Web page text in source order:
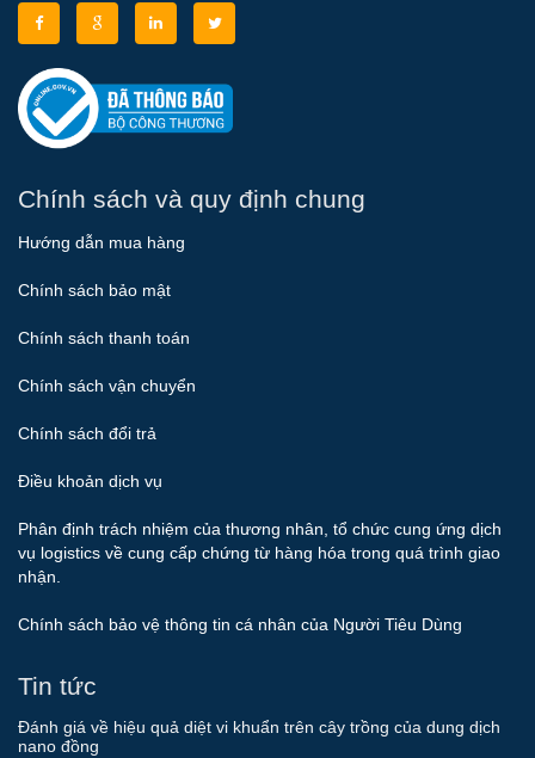
Chính sách và quy định chung
Hướng dẫn mua hàng
Chính sách bảo mật
Chính sách thanh toán
Chính sách vận chuyển
Chính sách đổi trả
Điều khoản dịch vụ
Phân định trách nhiệm của thương nhân, tổ chức cung ứng dịch
vụ logistics về cung cấp chứng từ hàng hóa trong quá trình giao
nhận.
Chính sách bảo vệ thông tin cá nhân của Người Tiêu Dùng
Tin tức
Đánh giá về hiệu quả diệt vi khuẩn trên cây trồng của dung dịch
nano đồng